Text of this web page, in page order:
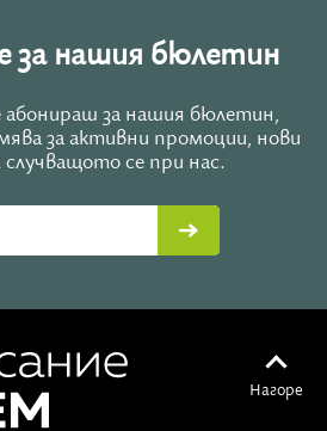
за нашия бюлетин
абонираш за нашия бюлетин,
за активни промоции, нови
се при нас.
Нагоре